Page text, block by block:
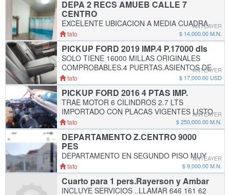
GRANDES AMBAS RECAMARAS..TV GDE EN
SALA Y TV EN RECAMARA. PATIO GRANDE
UNA SECC
DEPA 2 RECS AMUEB CALLE 7
CENTRO
EXCELENTE UBICACION A MEDIA CUADRA
DE CASA DE PRESIDENTA MUNICIPAL
.CALLE 7 A UNA CUADRA DE PARQUE
REVOLUCION.BIEN AMUEBLADO CON
CAMAS GDES BUEN BAÑO COCINA Y SALA
.AREA DE LAVAD
tato
ANTEAYER
$ 14,000.00 M.N.
PICKUP FORD 2019 IMP.4 P.17000 dls
SOLO TIENE 16000 MILLAS ORIGINALES
COMPROBABLES.4 PUERTAS.ASIENTOS DE
PIEL PALANCA AL PISO.DIFERENCIAL
POSITIVO.CAMARAS FRENTE Y
ATRAZ.IMPORTADO.PAPELES EN
REGLA..BIEN DE TODO 64
tato
ANTEAYER
$ 17,000.00 USD
PICKUP FORD 2016 4 PTAS IMP.
TRAE MOTOR 6 CILINDROS 2.7 LTS
IMPORTADO CON PLACAS VIGENTES LISTO
PARA PONERLO A SU NOMBRE.SUPER BIEN
CUIDADO. INFS SOLO LLAMADA 646 161 62
28 O WHATSAPP. $ 250,000 PESOS
tato
ANTEAYER
$ 250,000.00 M.N.
DEPARTAMENTO Z.CENTRO 9000
PES
DEPARTAMENTO EN SEGUNDO PISO MUY
BIEN AMUEBLADO. CENTRICO X AVE
GASTELUM EBTRF CALLES 7 Y 8. EN 9000
PESOS 646 161 62 28 ENVIO VIDEO X
WHATSAPP envio video de Interiores Si fuer
tato
ANTEAYER
$ 9,000.00 M.N.
Cuarto para 1 pers.Rayerson y Ambar
INCLUYE SERVICIOS ..LLAMAR 646 161 62